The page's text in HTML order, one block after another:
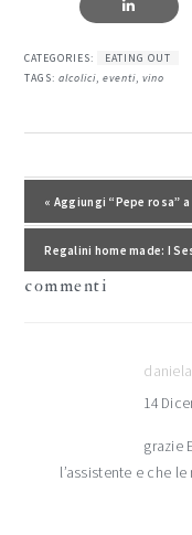
CATEGORIES:
EATING OUT
TAGS:alcolici,eventi,vino
Post precedente:
« Aggiungi “Pepe rosa”
Post successivo:
Regalini home made: I
del
lettore
commenti
14
grazie
l’assistente e che